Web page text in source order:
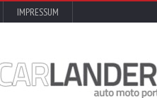
IMPRESSUM